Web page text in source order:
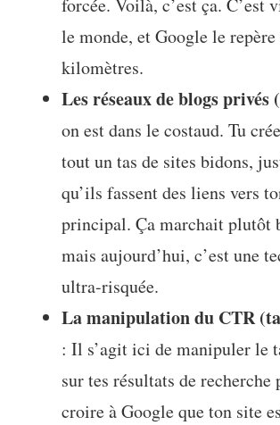
forcée. Voilà, c’est ça. C’est
le monde, et Google le repère
kilomètres.
Les réseaux de blogs privés
on est dans le costaud. Tu
tout un tas de sites bidons,
qu’ils fassent des liens vers
principal. Ça marchait plutôt
mais aujourd’hui, c’est une
ultra-risquée.
La manipulation du CTR
: Il s’agit ici de manipuler le
sur tes résultats de
croire à Google que ton site